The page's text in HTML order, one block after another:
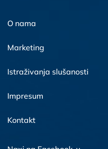
O nama
Marketing
Istraživanja slušanosti
Impresum
Kontakt